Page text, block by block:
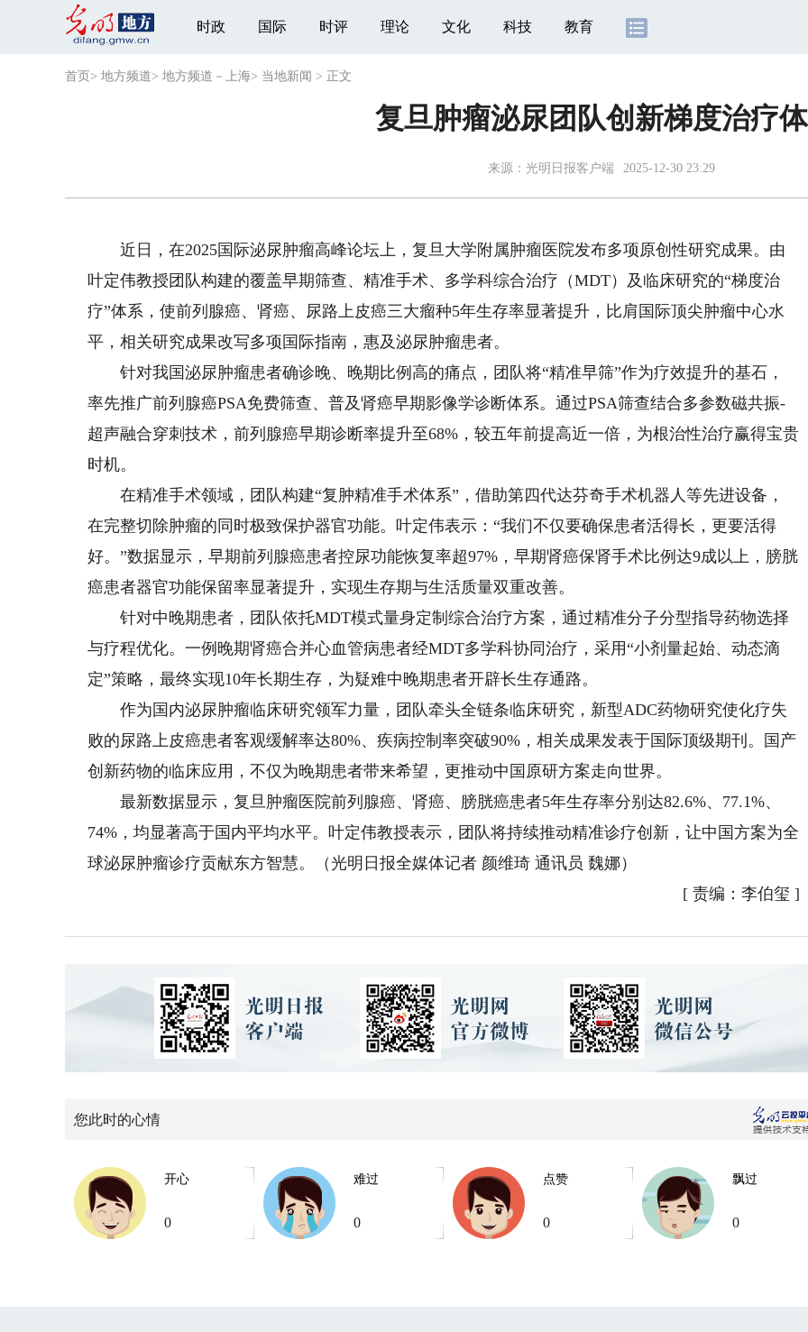
时政 国际 时评 理论 文化 科技 教育
首页 > 地方频道> 地方频道－上海> 当地新闻 > 正文
复旦肿瘤泌尿团队创新梯度治疗
来源： 光明日报客户端 2025-12-30 23:29
近日，在2025国际泌尿肿瘤高峰论坛上，复旦大学附属肿瘤医院发布多项原创性研究成果。由
叶定伟教授团队构建的覆盖早期筛查、精准手术、多学科综合治疗（MDT）及临床研究的“梯度治
疗”体系，使前列腺癌、肾癌、尿路上皮癌三大瘤种5年生存率显著提升，比肩国际顶尖肿瘤中心水
平，相关研究成果改写多项国际指南，惠及泌尿肿瘤患者。
针对我国泌尿肿瘤患者确诊晚、晚期比例高的痛点，团队将“精准早筛”作为疗效提升的基石，
率先推广前列腺癌PSA免费筛查、普及肾癌早期影像学诊断体系。通过PSA筛查结合多参数磁共振-
超声融合穿刺技术，前列腺癌早期诊断率提升至68%，较五年前提高近一倍，为根治性治疗赢得宝贵
时机。
在精准手术领域，团队构建“复肿精准手术体系”，借助第四代达芬奇手术机器人等先进设备，
在完整切除肿瘤的同时极致保护器官功能。叶定伟表示：“我们不仅要确保患者活得长，更要活得
好。”数据显示，早期前列腺癌患者控尿功能恢复率超97%，早期肾癌保肾手术比例达9成以上，膀胱
癌患者器官功能保留率显著提升，实现生存期与生活质量双重改善。
针对中晚期患者，团队依托MDT模式量身定制综合治疗方案，通过精准分子分型指导药物选择
与疗程优化。一例晚期肾癌合并心血管病患者经MDT多学科协同治疗，采用“小剂量起始、动态滴
定”策略，最终实现10年长期生存，为疑难中晚期患者开辟长生存通路。
作为国内泌尿肿瘤临床研究领军力量，团队牵头全链条临床研究，新型ADC药物研究使化疗失
败的尿路上皮癌患者客观缓解率达80%、疾病控制率突破90%，相关成果发表于国际顶级期刊。国产
创新药物的临床应用，不仅为晚期患者带来希望，更推动中国原研方案走向世界。
最新数据显示，复旦肿瘤医院前列腺癌、肾癌、膀胱癌患者5年生存率分别达82.6%、77.1%、
74%，均显著高于国内平均水平。叶定伟教授表示，团队将持续推动精准诊疗创新，让中国方案为全
球泌尿肿瘤诊疗贡献东方智慧。（光明日报全媒体记者 颜维琦 通讯员 魏娜）
[ 责编：李伯玺 ]
您此时的心情
开心
0
难过
0
点赞
0
飘过
0